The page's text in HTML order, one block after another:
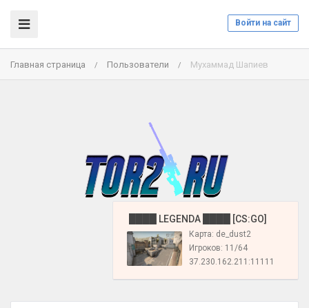
Войти на сайт
Главная страница / Пользователи / Мухаммад Шапиев
️ ████ LEGENDA ████ [CS:GO]
Карта: de_dust2
Игроков: 11/64
37.230.162.211:11111